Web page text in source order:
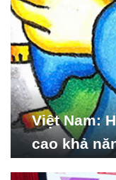
Việt Nam:
cao khả